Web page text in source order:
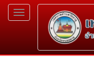
Toggle
navigation